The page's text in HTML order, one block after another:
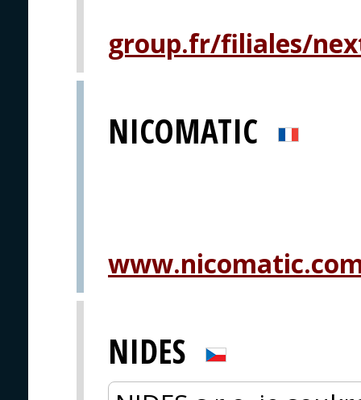
group.fr/filiales/
NICOMATIC
NIDES